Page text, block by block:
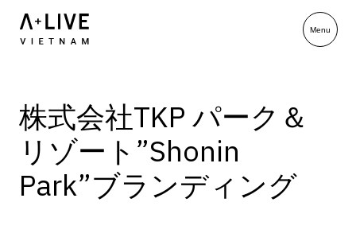
株式会社TKP パーク＆
リゾート”Shonin
Park”ブランディング